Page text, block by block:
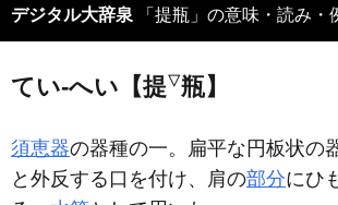
デジタル大辞泉 「提瓶」の意味・読み・
てい‐へい【提▽瓶】
須恵器の器種の一。扁平な円板状の
と外反する口を付け、肩の部分にひ